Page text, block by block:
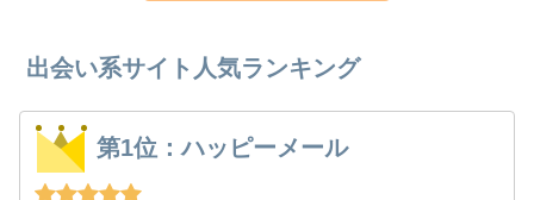
出会い系サイト人気ランキング
第1位：ハッピーメール